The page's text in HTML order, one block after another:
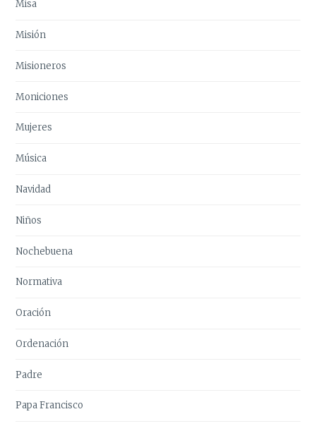
Misa
Misión
Misioneros
Moniciones
Mujeres
Música
Navidad
Niños
Nochebuena
Normativa
Oración
Ordenación
Padre
Papa Francisco